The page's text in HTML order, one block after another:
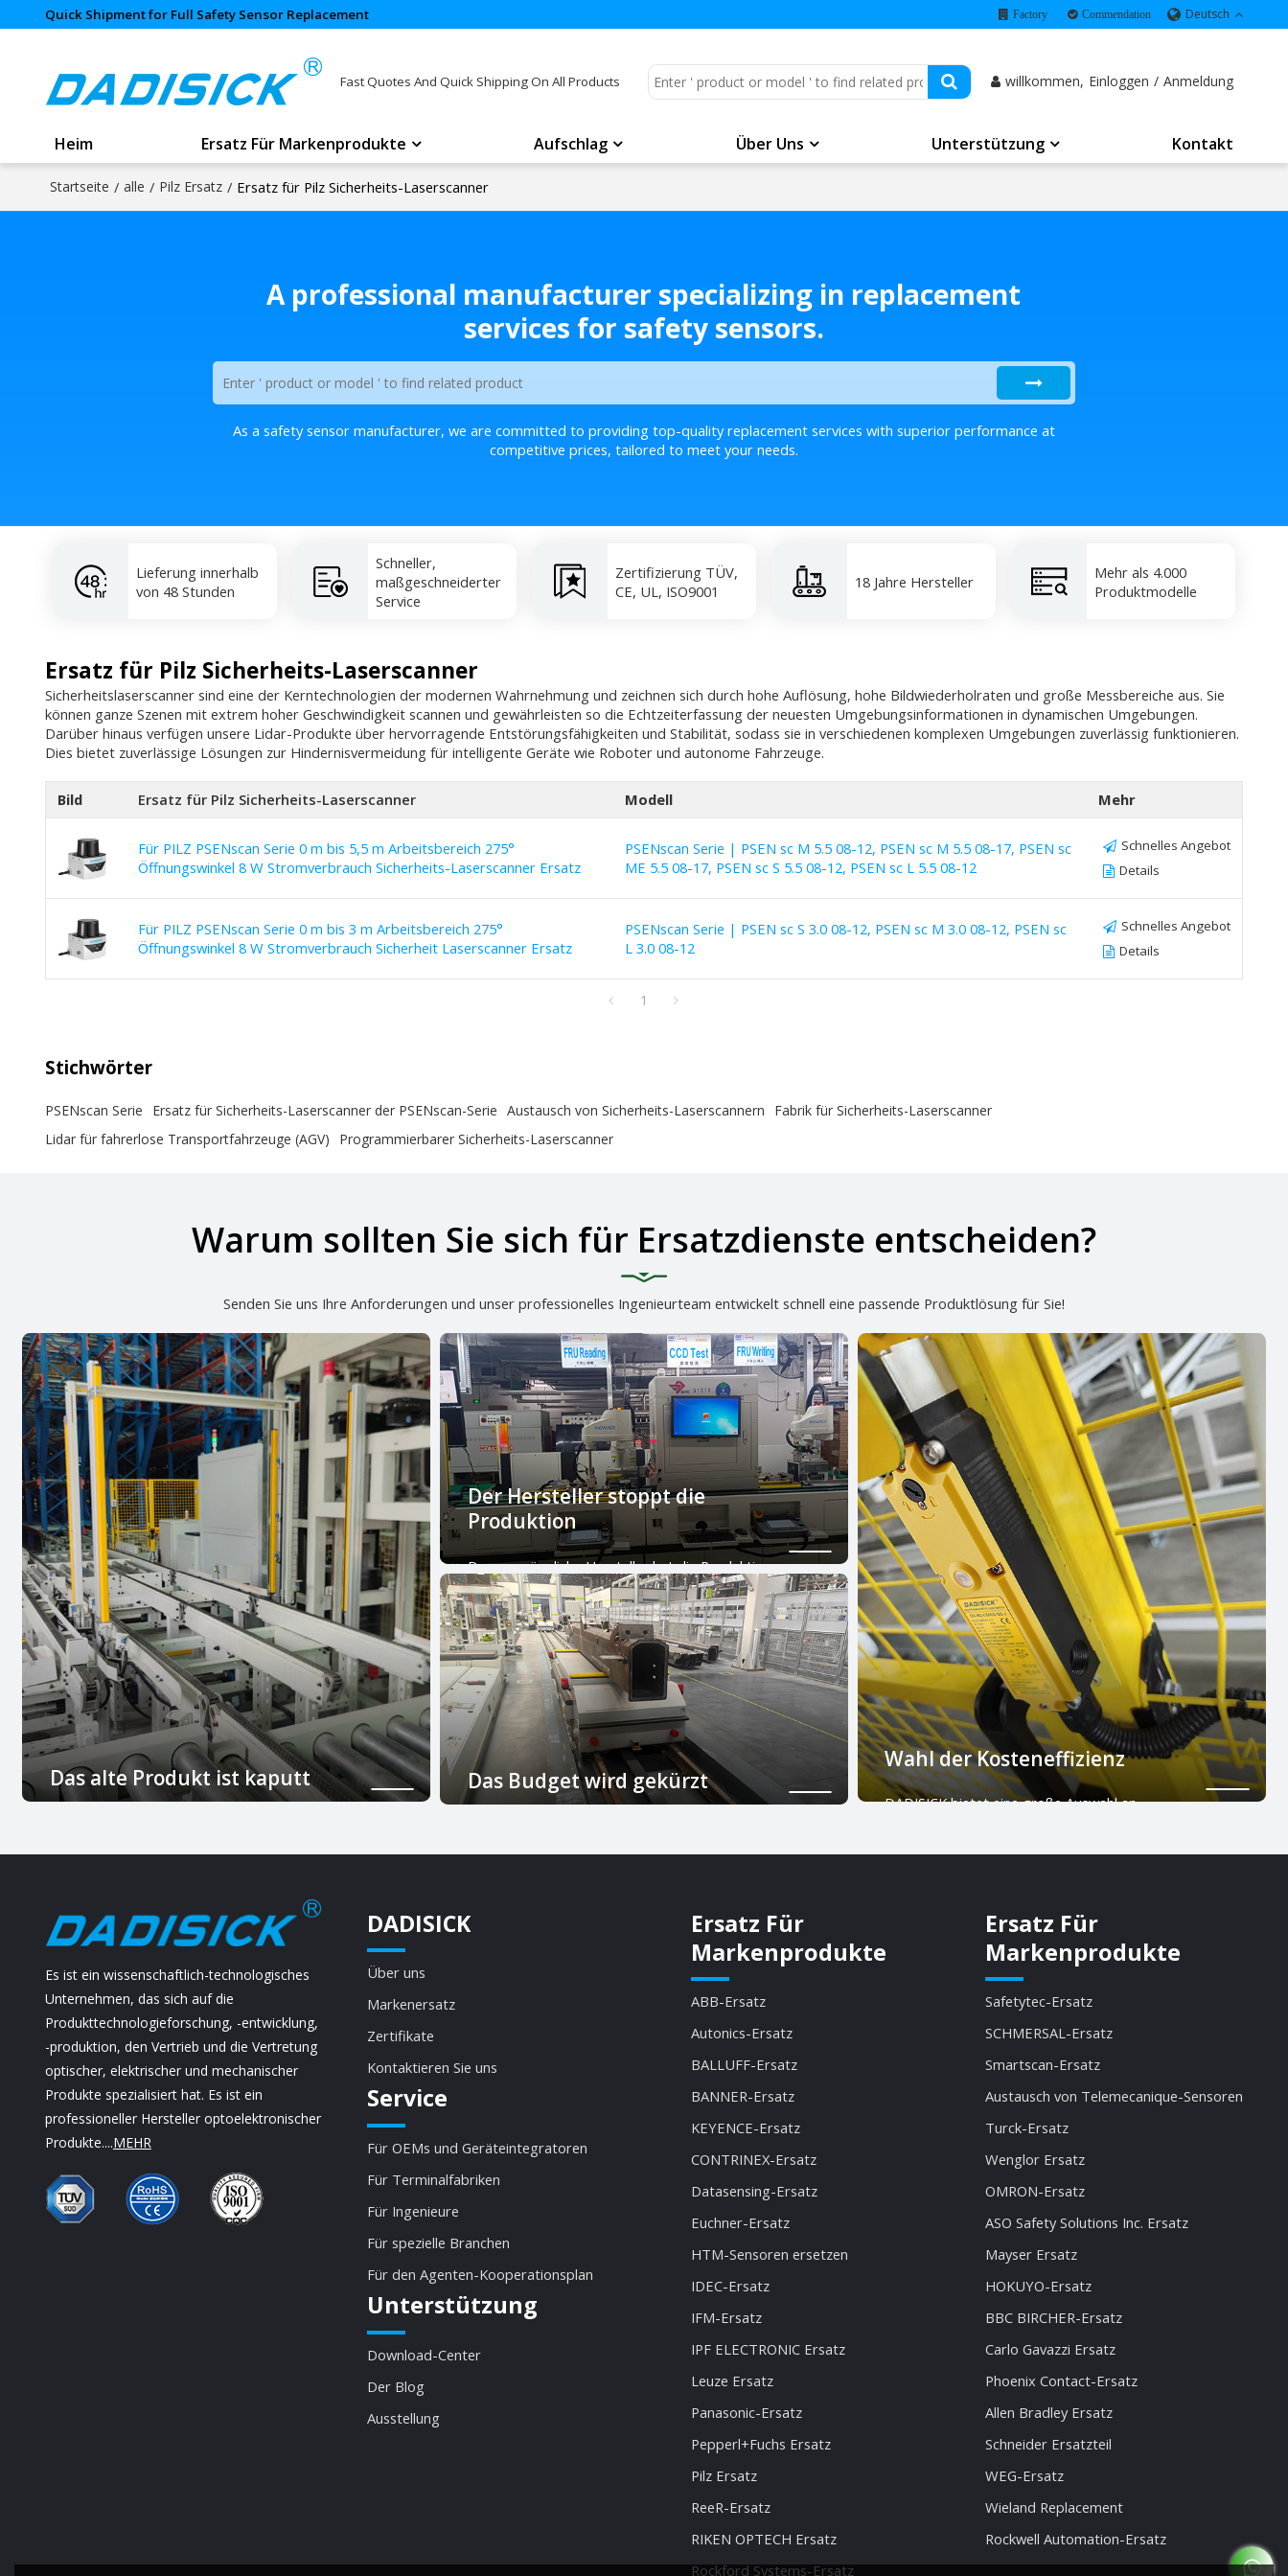
Quick Shipment for Full Safety Sensor Replacement Factory Commendation Deutsch
Fast Quotes And Quick Shipping On All Products willkommen, Einloggen / Anmeldung
Heim Ersatz Für Markenprodukte Aufschlag Über Uns Unterstützung Kontakt
Startseite / alle / Pilz Ersatz / Ersatz für Pilz Sicherheits-Laserscanner
A professional manufacturer specializing in replacement
services for safety sensors.
As a safety sensor manufacturer, we are committed to providing top-quality replacement services with superior performance at
competitive prices, tailored to meet your needs.
Lieferung innerhalb
von 48 Stunden
Schneller,
maßgeschneiderter
Service
Zertifizierung TÜV,
CE, UL, ISO9001
18 Jahre Hersteller
Mehr als 4.000
Produktmodelle
Ersatz für Pilz Sicherheits-Laserscanner
Sicherheitslaserscanner sind eine der Kerntechnologien der modernen Wahrnehmung und zeichnen sich durch hohe Auflösung, hohe Bildwiederholraten und große Messbereiche aus. Sie
können ganze Szenen mit extrem hoher Geschwindigkeit scannen und gewährleisten so die Echtzeiterfassung der neuesten Umgebungsinformationen in dynamischen Umgebungen.
Darüber hinaus verfügen unsere Lidar-Produkte über hervorragende Entstörungsfähigkeiten und Stabilität, sodass sie in verschiedenen komplexen Umgebungen zuverlässig funktionieren.
Dies bietet zuverlässige Lösungen zur Hindernisvermeidung für intelligente Geräte wie Roboter und autonome Fahrzeuge.
Bild Ersatz für Pilz Sicherheits-Laserscanner Modell Mehr
Für PILZ PSENscan Serie 0 m bis 5,5 m Arbeitsbereich 275°
Öffnungswinkel 8 W Stromverbrauch Sicherheits-Laserscanner Ersatz
PSENscan Serie | PSEN sc M 5.5 08-12, PSEN sc M 5.5 08-17, PSEN sc
ME 5.5 08-17, PSEN sc S 5.5 08-12, PSEN sc L 5.5 08-12
Schnelles Angebot
Details
Für PILZ PSENscan Serie 0 m bis 3 m Arbeitsbereich 275°
Öffnungswinkel 8 W Stromverbrauch Sicherheit Laserscanner Ersatz
PSENscan Serie | PSEN sc S 3.0 08-12, PSEN sc M 3.0 08-12, PSEN sc
L 3.0 08-12
Schnelles Angebot
Details
1
Stichwörter
PSENscan Serie Ersatz für Sicherheits-Laserscanner der PSENscan-Serie Austausch von Sicherheits-Laserscannern
Fabrik für Sicherheits-Laserscanner
Lidar für fahrerlose Transportfahrzeuge (AGV)
Programmierbarer Sicherheits-Laserscanner
Warum sollten Sie sich für Ersatzdienste entscheiden?
Senden Sie uns Ihre Anforderungen und unser professionelles Ingenieurteam entwickelt schnell eine passende Produktlösung für Sie!
Das alte Produkt ist kaputt
Der Hersteller stoppt die
Produktion
Der ursprüngliche Hersteller hat die Produktion
eingestellt und ist nicht mehr auf dem Markt
erhältlich
Das Budget wird gekürzt
Wahl der Kosteneffizienz
DADISICK bietet eine große Auswahl an
Es ist ein wissenschaftlich-technologisches
Unternehmen, das sich auf die
Produkttechnologieforschung, -entwicklung,
-produktion, den Vertrieb und die Vertretung
optischer, elektrischer und mechanischer
Produkte spezialisiert hat. Es ist ein
professioneller Hersteller optoelektronischer
Produkte....MEHR
DADISICK
Über uns
Markenersatz
Zertifikate
Kontaktieren Sie uns
Service
Für OEMs und Geräteintegratoren
Für Terminalfabriken
Für Ingenieure
Für spezielle Branchen
Für den Agenten-Kooperationsplan
Unterstützung
Download-Center
Der Blog
Ausstellung
Ersatz Für
Markenprodukte
ABB-Ersatz
Autonics-Ersatz
BALLUFF-Ersatz
BANNER-Ersatz
KEYENCE-Ersatz
CONTRINEX-Ersatz
Datasensing-Ersatz
Euchner-Ersatz
HTM-Sensoren ersetzen
IDEC-Ersatz
IFM-Ersatz
IPF ELECTRONIC Ersatz
Leuze Ersatz
Panasonic-Ersatz
Pepperl+Fuchs Ersatz
Pilz Ersatz
ReeR-Ersatz
RIKEN OPTECH Ersatz
Rockford Systems-Ersatz
Ersatz Für
Markenprodukte
Safetytec-Ersatz
SCHMERSAL-Ersatz
Smartscan-Ersatz
Austausch von Telemecanique-Sensoren
Turck-Ersatz
Wenglor Ersatz
OMRON-Ersatz
ASO Safety Solutions Inc. Ersatz
Mayser Ersatz
HOKUYO-Ersatz
BBC BIRCHER-Ersatz
Carlo Gavazzi Ersatz
Phoenix Contact-Ersatz
Allen Bradley Ersatz
Schneider Ersatzteil
WEG-Ersatz
Wieland Replacement
Rockwell Automation-Ersatz